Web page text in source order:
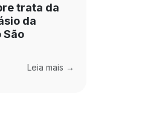
trata da
da
São
Leia mais →